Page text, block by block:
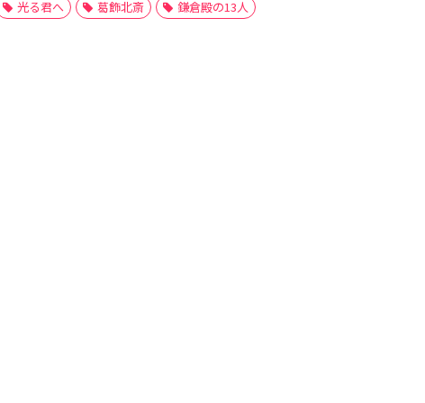
光る君へ 葛飾北斎 鎌倉殿の13人